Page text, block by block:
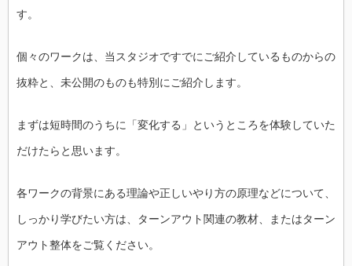
す。
個々のワークは、当スタジオですでにご紹介しているものからの
抜粋と、未公開のものも特別にご紹介します。
まずは短時間のうちに「変化する」というところを体験していた
だけたらと思います。
各ワークの背景にある理論や正しいやり方の原理などについて、
しっかり学びたい方は、ターンアウト関連の教材、またはターン
アウト整体をご覧ください。